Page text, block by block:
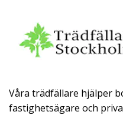
Våra trädfällare hjälper
fastighetsägare och